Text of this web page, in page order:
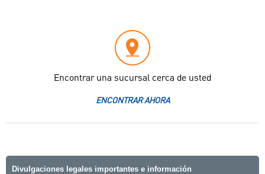
Encontrar una sucursal cerca de usted
ENCONTRAR AHORA
Divulgaciones legales importantes e información